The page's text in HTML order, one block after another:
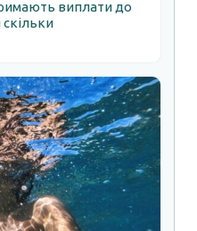
виплати до